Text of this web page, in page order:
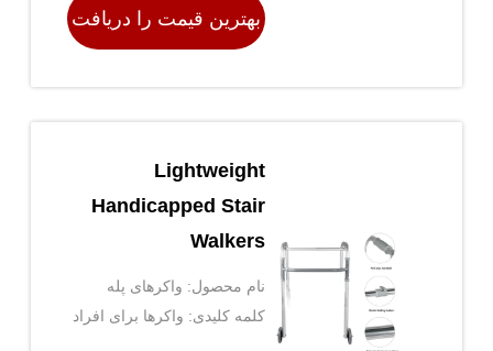
بهترین قیمت را دریافت
Lightweight
Handicapped Stair
Walkers
نام محصول: واکرهای پله
معلول سبک وزنکلمه کلیدی: واکرها برای افراد